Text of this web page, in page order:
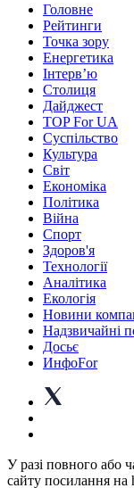
Головне
Рейтинги
Точка зору
Енергетика
Інтерв’ю
Столиця
Дайджест
TOP For UA
Суспiльство
Культура
Світ
Економіка
Політика
Війна
Спорт
Здоров'я
Технології
Аналітика
Екологія
Новини
Надзвичайні
Досьє
ИнфоFor
У разі повного або
сайту посилання на